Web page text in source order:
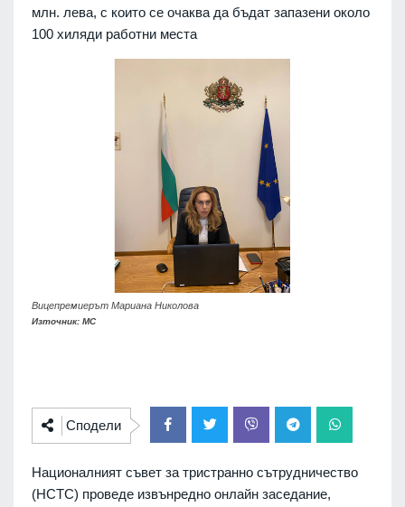
млн. лева, с които се очаква да бъдат запазени около
100 хиляди работни места
Вицепремиерът Мариана Николова
Източник: МС
Сподели
Националният съвет за тристранно сътрудничество
(НСТС) проведе извънредно онлайн заседание,